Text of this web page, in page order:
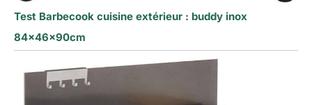
Test Barbecook cuisine extérieur : buddy inox
84x46x90cm